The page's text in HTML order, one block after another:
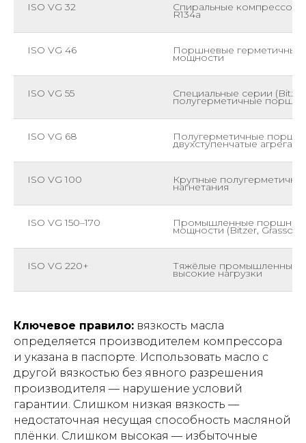
ISO VG 32 Спиральные
R134a
ISO VG 46 Поршневые
мощности
ISO VG 55 Специальные серии (Bitzer
полугерметичные
ISO VG 68 Полугерметичные
двухступенчатые агрегаты
ISO VG 100 Крупные
нагнетания
ISO VG 150–170 Промышленные
мощности (Bitzer, Grasso)
ISO VG 220+ Тяжёлые промышленные
высокие нагрузки
Ключевое правило: вязкость масла
определяется производителем компрессора
и указана в паспорте. Использовать масло с
другой вязкостью без явного разрешения
производителя — нарушение условий
гарантии. Слишком низкая вязкость —
недостаточная несущая способность масляной
плёнки. Слишком высокая — избыточные